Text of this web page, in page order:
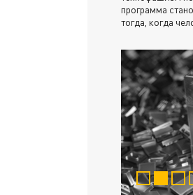
программа
тогда, когда